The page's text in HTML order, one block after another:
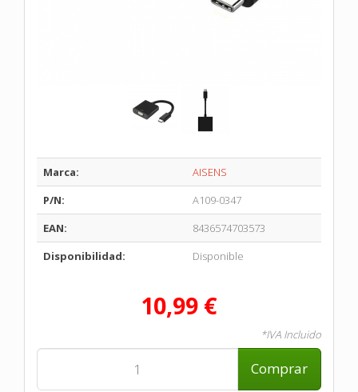
Marca:
AISENS
P/N:
A109-0347
EAN:
8436574703573
Disponibilidad:
Disponible
10,99 €
*IVA Incluido
Comprar